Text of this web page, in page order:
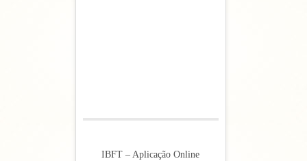
IBFT – Aplicação Online